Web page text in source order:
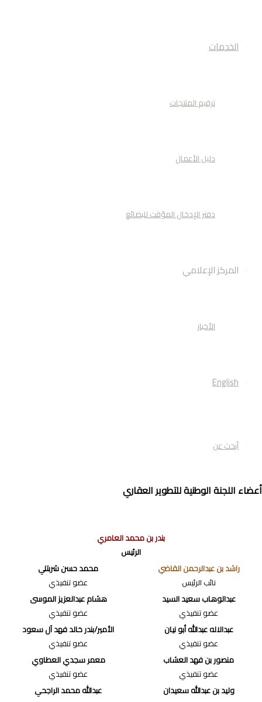
الخدمات
ترقيم المنتجات
دليل الأعمال
دفتر الإدخال المؤقت للبضائع
المركز الإعلامي
الأخبار
English
أبحث عن
اللجنة الوطنية للتطوير العقاري
بندر بن محمد العامري
الرئيس
راشد بن عبدالرحمن القاضي
نائب الرئيس
محمد حسن شربتلي
عضو تنفيذي
عبدالوهاب سعيد السيد
عضو تنفيذي
هشام عبدالعزيز الموسى
عضو تنفيذي
عبدالاله عبدالله أبو نيان
عضو تنفيذي
الأمير/بندر خالد فهد آل سعود
عضو تنفيذي
منصور بن فهد العشاب
عضو تنفيذي
معمر سجدي العطاوي
عضو تنفيذي
وليد بن عبدالله سعيدان
عبدالله محمد الراجحي